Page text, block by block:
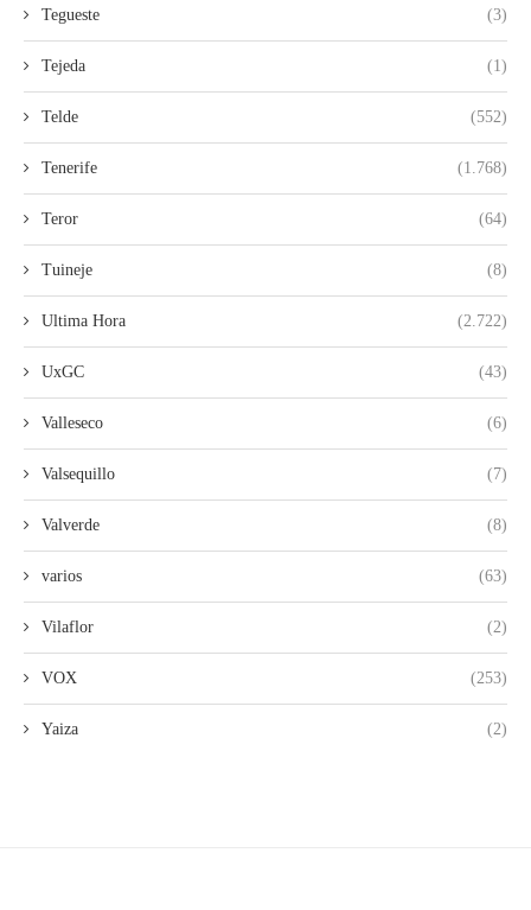
Tegueste (3)
Tejeda (1)
Telde (552)
Tenerife (1.768)
Teror (64)
Tuineje (8)
Ultima Hora (2.722)
UxGC (43)
Valleseco (6)
Valsequillo (7)
Valverde (8)
varios (63)
Vilaflor (2)
VOX (253)
Yaiza (2)